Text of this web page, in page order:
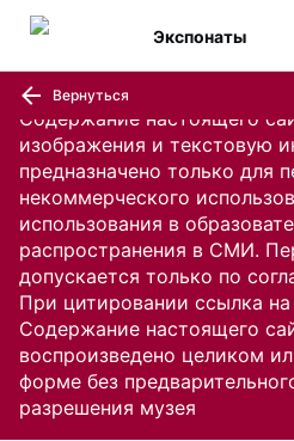
Содержание настоящего
изображения и текстовую
предназначено только для
некоммерческого
использования в
распространения в СМИ.
допускается только по
При цитировании ссылка на
Содержание настоящего
воспроизведено целиком
форме без
разрешения музея
Экспонаты
Вернуться